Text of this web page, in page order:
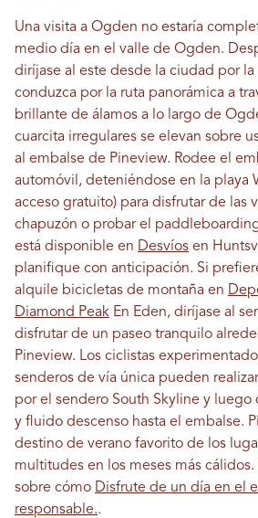
Una visita a Ogden no estaría
medio día en el valle de Ogden.
diríjase al este desde la ciudad por la
conduzca por la ruta panorámica a
brillante de álamos a lo largo de
cuarcita irregulares se elevan sobre
al embalse de Pineview. Rodee el
automóvil, deteniéndose en la playa
acceso gratuito) para disfrutar de las
chapuzón o probar el
está disponible en Desvíos en
planifique con anticipación. Si
alquile bicicletas de montaña en
Diamond Peak En Eden, diríjase al
disfrutar de un paseo tranquilo
Pineview. Los ciclistas
senderos de vía única pueden
por el sendero South Skyline y luego
y fluido descenso hasta el embalse.
destino de verano favorito de los
multitudes en los meses más
sobre cómo Disfrute de un día en el
responsable..